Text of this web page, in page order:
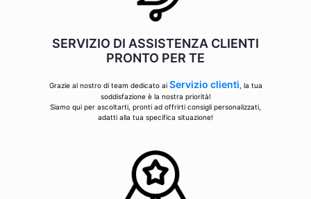
SERVIZIO DI ASSISTENZA CLIENTI
PRONTO PER TE
Grazie al nostro di team dedicato ai Servizio clienti , la tua
soddisfazione è la nostra priorità!
Siamo qui per ascoltarti, pronti ad offrirti consigli personalizzati,
adatti alla tua specifica situazione!